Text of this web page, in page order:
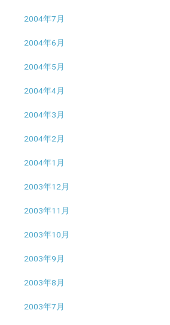
2004年7月
2004年6月
2004年5月
2004年4月
2004年3月
2004年2月
2004年1月
2003年12月
2003年11月
2003年10月
2003年9月
2003年8月
2003年7月